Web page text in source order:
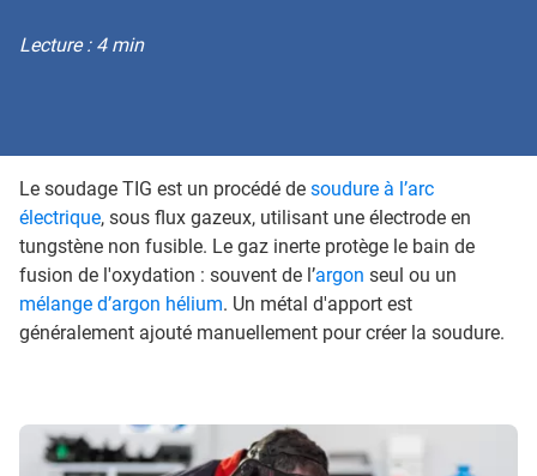
Lecture : 4 min
Le soudage TIG est un procédé de soudure à l’arc
électrique, sous flux gazeux, utilisant une électrode en
tungstène non fusible. Le gaz inerte protège le bain de
fusion de l'oxydation : souvent de l’argon seul ou un
mélange d’argon hélium. Un métal d'apport est
généralement ajouté manuellement pour créer la soudure.